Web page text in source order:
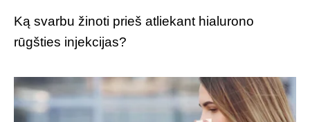
Ką svarbu žinoti prieš atliekant hialurono
rūgšties injekcijas?